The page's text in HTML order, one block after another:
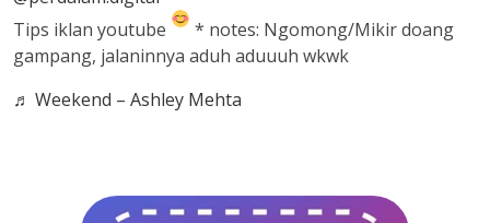
Tips iklan youtube
* notes: Ngomong/Mikir doang
gampang, jalaninnya aduh aduuuh wkwk
♬ Weekend – Ashley Mehta